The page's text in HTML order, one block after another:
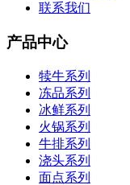
联系我们
产品中心
犊牛系列
冻品系列
冰鲜系列
火锅系列
牛排系列
浇头系列
面点系列